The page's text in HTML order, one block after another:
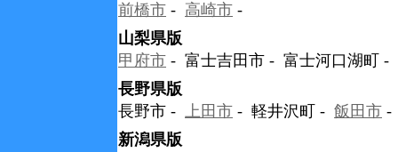
前橋市 - 高崎市 -
山梨県版
甲府市 - 富士吉田市 - 富士河口湖町 -
長野県版
長野市 - 上田市 - 軽井沢町 - 飯田市 -
新潟県版